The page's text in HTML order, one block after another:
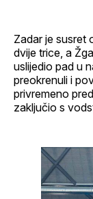
Zadar je susret
dvije trice, a
uslijedio pad u
preokrenuli i
privremeno
zaključio s